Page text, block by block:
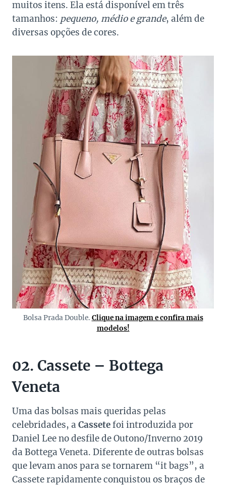
muitos itens. Ela está disponível em três
tamanhos: pequeno, médio e grande, além de
diversas opções de cores.
Bolsa Prada Double. Clique na imagem e confira mais
modelos!
02. Cassete – Bottega
Veneta
Uma das bolsas mais queridas pelas
celebridades, a Cassetefoi introduzida por
Daniel Lee no desfile de Outono/Inverno 2019
da Bottega Veneta. Diferente de outras bolsas
que levam anos para se tornarem “it bags”, a
Cassete rapidamente conquistou os braços de